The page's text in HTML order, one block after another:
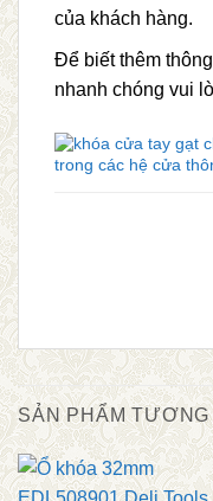
của khách hàng.
Để biết thêm
nhanh chóng vui
SẢN PHẨM